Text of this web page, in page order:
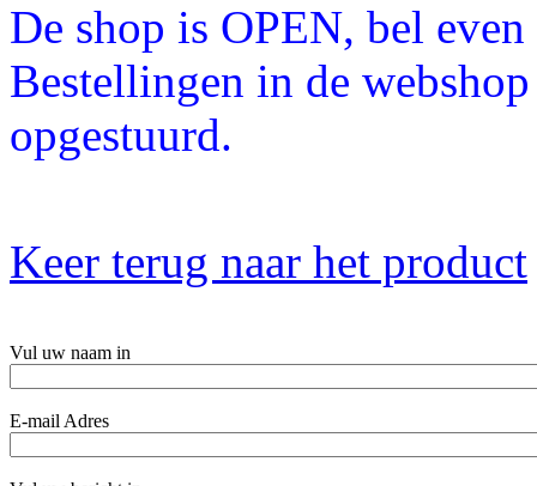
De shop is OPEN, bel
Bestellingen in de
opgestuurd.
Keer terug naar het product
Vul uw naam in
E-mail Adres